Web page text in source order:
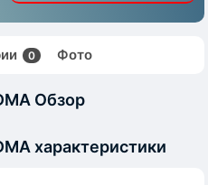
0 Фото
Обзор
характеристики